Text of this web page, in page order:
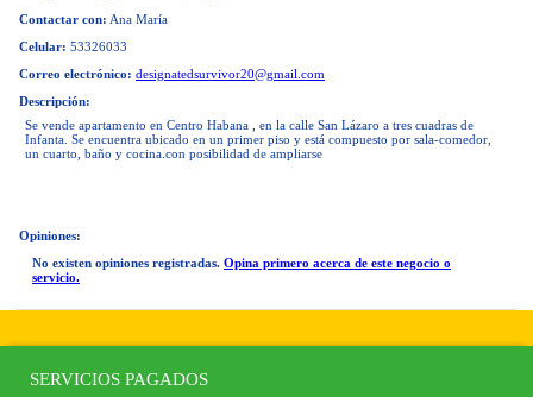
Contactar con: Ana María
Celular: 53326033
Correo electrónico: designatedsurvivor20@gmail.com
Descripción:
Se vende apartamento en Centro Habana , en la calle San Lázaro a tres cuadras de
Infanta. Se encuentra ubicado en un primer piso y está compuesto por sala-comedor,
un cuarto, baño y cocina.con posibilidad de ampliarse
Opiniones:
No existen opiniones registradas. Opina primero acerca de este negocio o
servicio.
SERVICIOS PAGADOS